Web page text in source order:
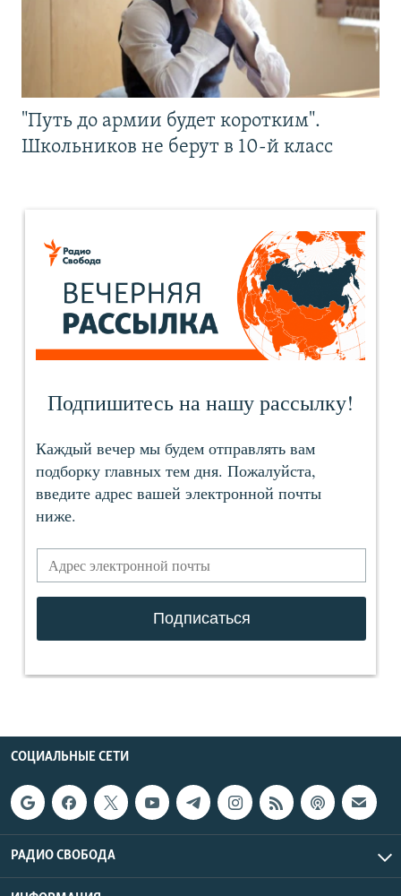
"Путь до армии будет коротким".
Школьников не берут в 10-й класс
СОЦИАЛЬНЫЕ СЕТИ
РАДИО СВОБОДА